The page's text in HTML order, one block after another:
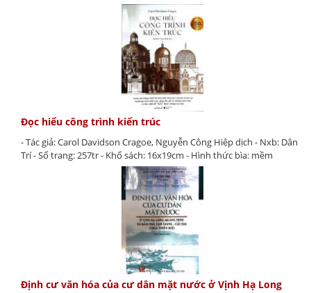
Đọc hiểu công trình kiến trúc
- Tác giả: Carol Davidson Cragoe, Nguyễn Công Hiệp dịch - Nxb: Dân
Trí - Số trang: 257tr - Khổ sách: 16x19cm - Hình thức bìa: mềm
Định cư văn hóa của cư dân mặt nước ở Vịnh Hạ Long